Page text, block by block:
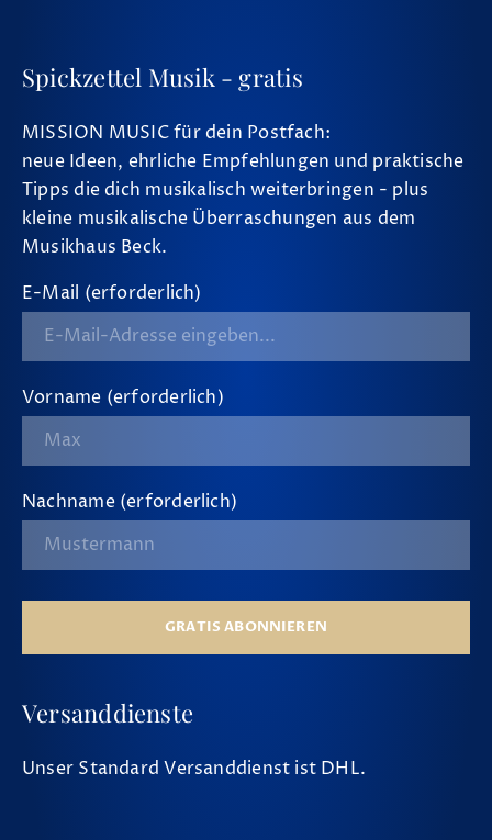
Spickzettel Musik - gratis
MISSION MUSIC für dein Postfach:
neue Ideen, ehrliche Empfehlungen und praktische
Tipps die dich musikalisch weiterbringen - plus
kleine musikalische Überraschungen aus dem
Musikhaus Beck.
E-Mail (erforderlich)
Vorname (erforderlich)
Nachname (erforderlich)
GRATIS ABONNIEREN
Versanddienste
Unser Standard Versanddienst ist DHL.